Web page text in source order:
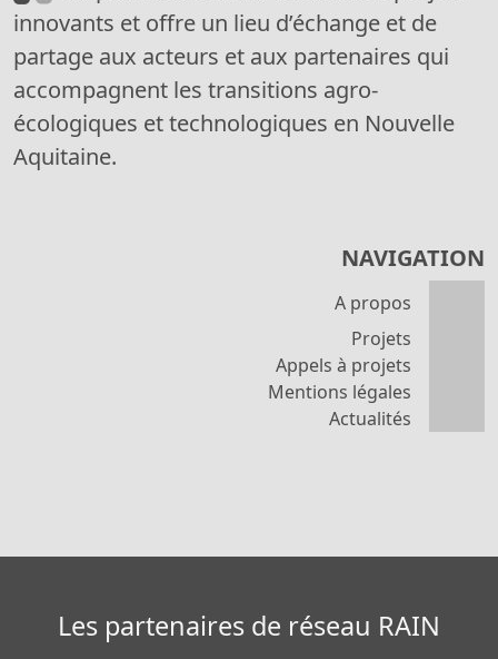
innovants et offre un lieu d’échange et de
partage aux acteurs et aux partenaires qui
accompagnent les transitions agro-
écologiques et technologiques en Nouvelle
Aquitaine.
NAVIGATION
A propos
Projets
Appels à projets
Mentions légales
Actualités
Les partenaires de réseau RAIN